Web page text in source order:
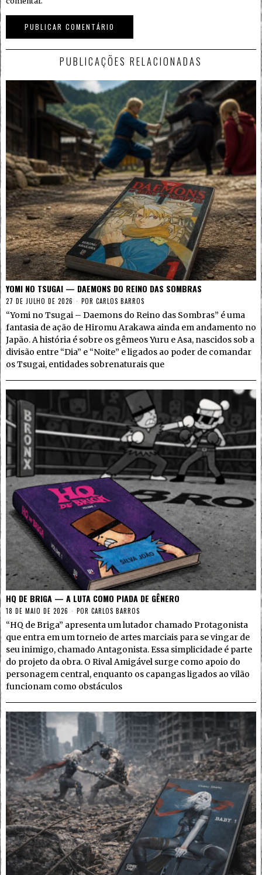
PUBLICAÇÕES RELACIONADAS
YOMI NO TSUGAI — DAEMONS DO REINO DAS SOMBRAS
27 DE JULHO DE 2026 POR CARLOS BARROS
“Yomi no Tsugai – Daemons do Reino das Sombras” é uma
fantasia de ação de Hiromu Arakawa ainda em andamento no
Japão. A história é sobre os gêmeos Yuru e Asa, nascidos sob a
divisão entre “Dia” e “Noite” e ligados ao poder de comandar
os Tsugai, entidades sobrenaturais que
HQ DE BRIGA — A LUTA COMO PIADA DE GÊNERO
18 DE MAIO DE 2026 POR CARLOS BARROS
“HQ de Briga” apresenta um lutador chamado Protagonista
que entra em um torneio de artes marciais para se vingar de
seu inimigo, chamado Antagonista. Essa simplicidade é parte
do projeto da obra. O Rival Amigável surge como apoio do
personagem central, enquanto os capangas ligados ao vilão
funcionam como obstáculos